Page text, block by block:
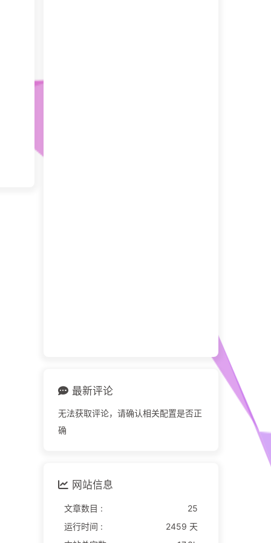
最新评论
无法获取评论，请确认相关配置是否正
确
网站信息
文章数目 :
25
运行时间 :
2459 天